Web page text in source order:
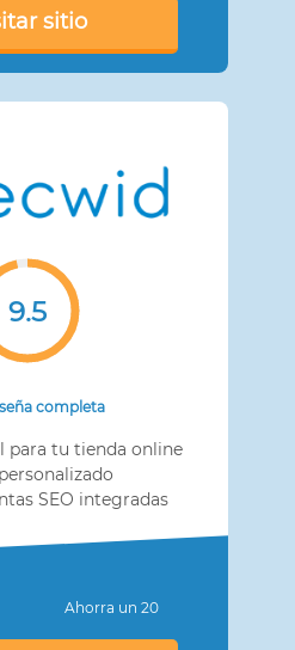
sitio
9.5
completa
para tu tienda online
SEO integradas
Ahorra un 20